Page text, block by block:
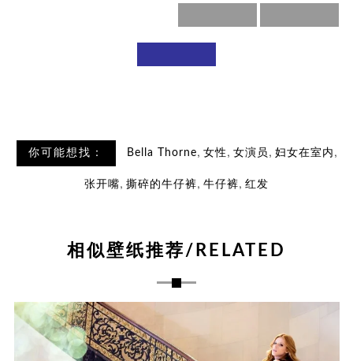
你可能想找： Bella Thorne, 女性 , 女演员 , 妇女在室内 ,
张开嘴, 撕碎的牛仔裤, 牛仔裤, 红发
相似壁纸推荐/RELATED